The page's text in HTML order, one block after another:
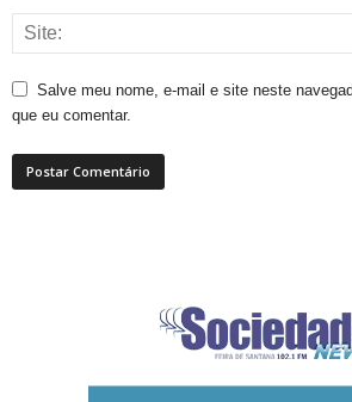
Salve meu nome, e-mail e site neste
que eu comentar.